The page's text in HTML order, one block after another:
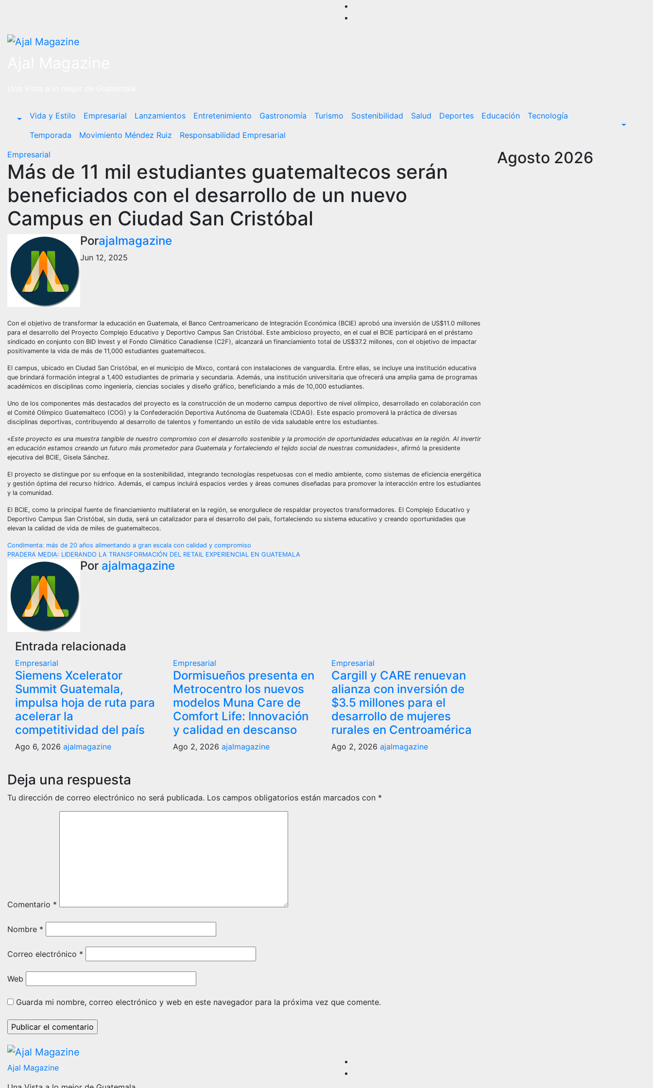
Vida y Estilo Empresarial Lanzamientos Entretenimiento Gastronomía Turismo Sostenibilidad Salud Deportes Educación
Tecnología
Temporada
Movimiento Méndez Ruiz
Responsabilidad Empresarial
Empresarial
Más de 11 mil estudiantes guatemaltecos serán
beneficiados con el desarrollo de un nuevo
Campus en Ciudad San Cristóbal
Porajalmagazine
Jun 12, 2025
Con el objetivo de transformar la educación en Guatemala, el Banco Centroamericano de Integración Económica (BCIE) aprobó una inversión de US$11.0 millones
para el desarrollo del Proyecto Complejo Educativo y Deportivo Campus San Cristóbal. Este ambicioso proyecto, en el cual el BCIE participará en el préstamo
sindicado en conjunto con BID Invest y el Fondo Climático Canadiense (C2F), alcanzará un financiamiento total de US$37.2 millones, con el objetivo de impactar
positivamente la vida de más de 11,000 estudiantes guatemaltecos.
El campus, ubicado en Ciudad San Cristóbal, en el municipio de Mixco, contará con instalaciones de vanguardia. Entre ellas, se incluye una institución educativa
que brindará formación integral a 1,400 estudiantes de primaria y secundaria. Además, una institución universitaria que ofrecerá una amplia gama de programas
académicos en disciplinas como ingeniería, ciencias sociales y diseño gráfico, beneficiando a más de 10,000 estudiantes.
Uno de los componentes más destacados del proyecto es la construcción de un moderno campus deportivo de nivel olímpico, desarrollado en colaboración con
el Comité Olímpico Guatemalteco (COG) y la Confederación Deportiva Autónoma de Guatemala (CDAG). Este espacio promoverá la práctica de diversas
disciplinas deportivas, contribuyendo al desarrollo de talentos y fomentando un estilo de vida saludable entre los estudiantes.
«Este proyecto es una muestra tangible de nuestro compromiso con el desarrollo sostenible y la promoción de oportunidades educativas en la región. Al invertir
en educación estamos creando un futuro más prometedor para Guatemala y fortaleciendo el tejido social de nuestras comunidades«, afirmó la presidente
ejecutiva del BCIE, Gisela Sánchez.
El proyecto se distingue por su enfoque en la sostenibilidad, integrando tecnologías respetuosas con el medio ambiente, como sistemas de eficiencia energética
y gestión óptima del recurso hídrico. Además, el campus incluirá espacios verdes y áreas comunes diseñadas para promover la interacción entre los estudiantes
y la comunidad.
El BCIE, como la principal fuente de financiamiento multilateral en la región, se enorgullece de respaldar proyectos transformadores. El Complejo Educativo y
Deportivo Campus San Cristóbal, sin duda, será un catalizador para el desarrollo del país, fortaleciendo su sistema educativo y creando oportunidades que
elevan la calidad de vida de miles de guatemaltecos.
Navegación
de
entradas
Condimenta: más de 20 años alimentando a gran escala con calidad y compromiso
PRADERA MEDIA: LIDERANDO LA TRANSFORMACIÓN DEL RETAIL EXPERIENCIAL EN GUATEMALA
Por ajalmagazine
Entrada relacionada
Empresarial
Siemens Xcelerator
Summit Guatemala,
impulsa hoja de ruta para
acelerar la
competitividad del país
Ago 6, 2026 ajalmagazine
Empresarial
Dormisueños presenta en
Metrocentro los nuevos
modelos Muna Care de
Comfort Life: Innovación
y calidad en descanso
Ago 2, 2026ajalmagazine
Empresarial
Cargill y CARE renuevan
alianza con inversión de
$3.5 millones para el
desarrollo de mujeres
rurales en Centroamérica
Ago 2, 2026 ajalmagazine
Deja una respuesta
Tu dirección de correo electrónico no será publicada. Los campos obligatorios están marcados con *
Comentario *
Nombre *
Correo electrónico *
Web
Guarda mi nombre, correo electrónico y web en este navegador para la próxima vez que comente.
Agosto 2026
Ajal Magazine